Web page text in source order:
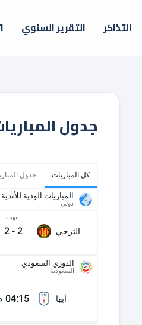
التذاكر التقرير السنوي
جدول
كل المباريات جدول
المباريات الودية للأندية
دولي
الترجي
انتهت
2
-
2
الدوري السعودي
السعودية
أبها 04:15 م